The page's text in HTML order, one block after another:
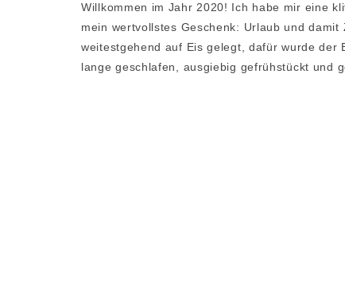
Willkommen im Jahr 2020! Ich habe mir eine
mein wertvollstes Geschenk: Urlaub und
weitestgehend auf Eis gelegt, dafür wurde der
lange geschlafen, ausgiebig gefrühstückt und